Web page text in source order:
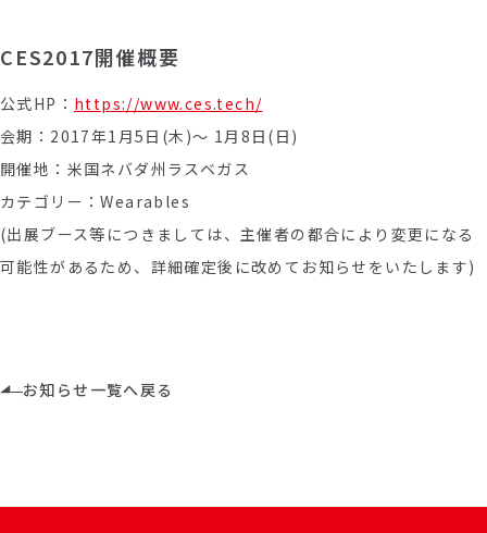
CES2017開催概要
公式HP： https://www.ces.tech/
会期：2017年1月5日(木)～ 1月8日(日)
開催地：米国ネバダ州ラスベガス
カテゴリー：Wearables
(出展ブース等につきましては、主催者の都合により変更になる
可能性があるため、詳細確定後に改めてお知らせをいたします)
お知らせ一覧へ戻る